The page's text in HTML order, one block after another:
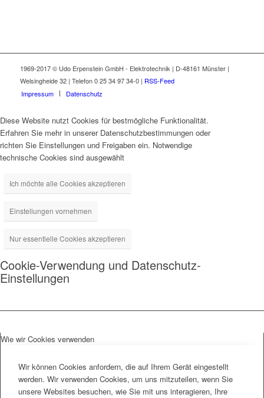
1969-2017 © Udo Erpenstein GmbH - Elektrotechnik | D-48161 Münster |
Welsingheide 32 | Telefon 0 25 34 97 34-0 | RSS-Feed
Impressum
Datenschutz
Diese Website nutzt Cookies für bestmögliche Funktionalität.
Erfahren Sie mehr in unserer Datenschutzbestimmungen oder
richten Sie Einstellungen und Freigaben ein. Notwendige
technische Cookies sind ausgewählt
Ich möchte alle Cookies akzeptieren
Einstellungen vornehmen
Nur essentielle Cookies akzeptieren
Cookie-Verwendung und Datenschutz-
Einstellungen
Wie wir Cookies verwenden
Wir können Cookies anfordern, die auf Ihrem Gerät eingestellt
werden. Wir verwenden Cookies, um uns mitzuteilen, wenn Sie
unsere Websites besuchen, wie Sie mit uns interagieren, Ihre